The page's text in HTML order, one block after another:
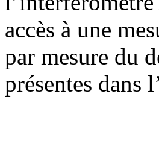
accès à une
par mesure du
présentes dans